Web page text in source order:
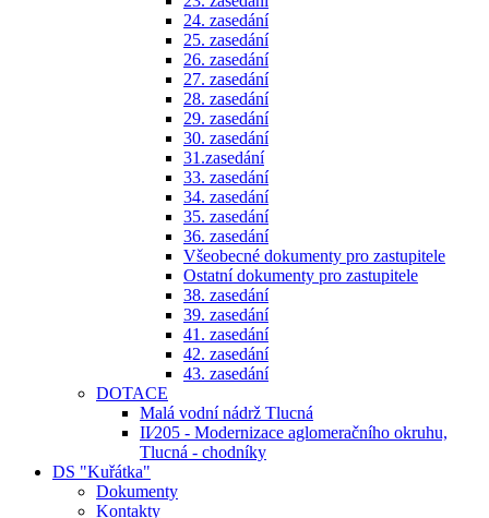
24. zasedání
25. zasedání
26. zasedání
27. zasedání
28. zasedání
29. zasedání
30. zasedání
31.zasedání
33. zasedání
34. zasedání
35. zasedání
36. zasedání
Všeobecné dokumenty pro zastupitele
Ostatní dokumenty pro zastupitele
38. zasedání
39. zasedání
41. zasedání
42. zasedání
43. zasedání
DOTACE
Malá vodní nádrž Tlucná
II⁄205 - Modernizace aglomeračního okruhu,
Tlucná - chodníky
DS "Kuřátka"
Dokumenty
Kontakty